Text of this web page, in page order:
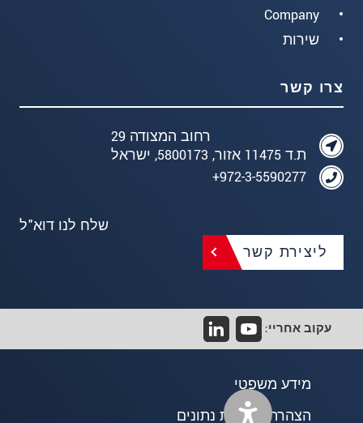
Company
שירות
צרו קשר
רחוב המצודה 29
ת.ד 11475 אזור, 5800173, ישראל
972-3-5590277+
שלח לנו דוא"ל
ליצירת קשר
עקוב אחריי:
מידע משפטי
הצהרת פרטיות נתונים